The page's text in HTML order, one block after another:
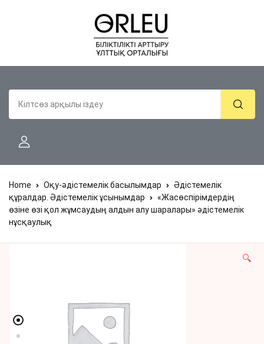
Home Оқу-әдістемелік басылымдар
Әдістемелік
құралдар. Әдістемелік ұсынымдар
«Жасөспірімдердің
өзіне өзі қол жұмсаудың алдын алу шаралары» әдістемелік
нұсқаулық
🔍